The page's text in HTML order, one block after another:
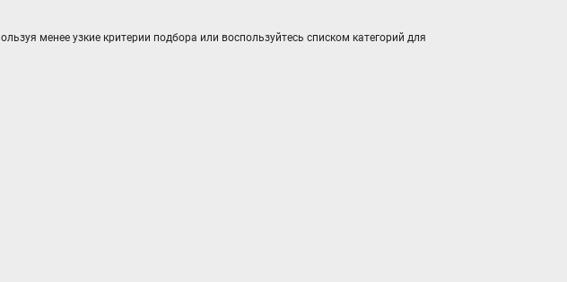
менее узкие критерии подбора или воспользуйтесь списком категорий для